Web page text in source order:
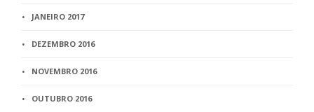
JANEIRO 2017
DEZEMBRO 2016
NOVEMBRO 2016
OUTUBRO 2016